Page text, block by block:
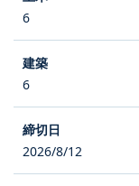
6
6
2026/8/12